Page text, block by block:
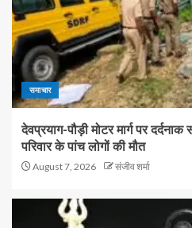
समाचार
देवप्रयाग-पौड़ी मोटर मार्ग पर
परिवार के पांच लोगों की मौत
August 7, 2026 संजीव शर्मा